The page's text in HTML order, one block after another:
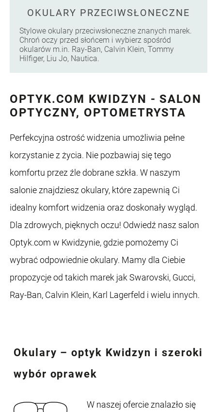
OKULARY PRZECIWSŁONECZNE
Stylowe okulary przeciwsłoneczne znanych marek.
Chroń oczy przed słońcem i wybierz spośród
okularów m.in. Ray-Ban, Calvin Klein, Tommy
Hilfiger, Liu Jo, Nautica.
OPTYK.COM KWIDZYN - SALON
OPTYCZNY, OPTOMETRYSTA
Perfekcyjna ostrość widzenia umożliwia pełne
korzystanie z życia. Nie pozbawiaj się tego
komfortu przez źle dobrane szkła. W naszym
salonie znajdziesz okulary, które zapewnią Ci
idealny komfort widzenia oraz doskonały wygląd.
Dla zdrowych, pięknych oczu! Odwiedź nasz salon
Optyk.com w Kwidzynie, gdzie pomożemy Ci
wybrać odpowiednie okulary. Mamy dla Ciebie
propozycje od takich marek jak Swarovski, Gucci,
Ray-Ban, Calvin Klein, Karl Lagerfeld i wielu innych.
Okulary – optyk Kwidzyn i szeroki
wybór oprawek
W naszej ofercie znalazło się